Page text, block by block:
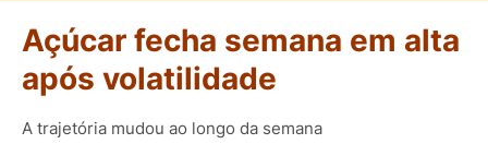
Açúcar fecha semana em alta
após volatilidade
A trajetória mudou ao longo da semana